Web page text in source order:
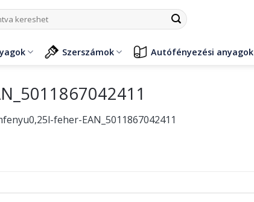
Szerszámok Autófényezési anyagok
feher-EAN_5011867042411